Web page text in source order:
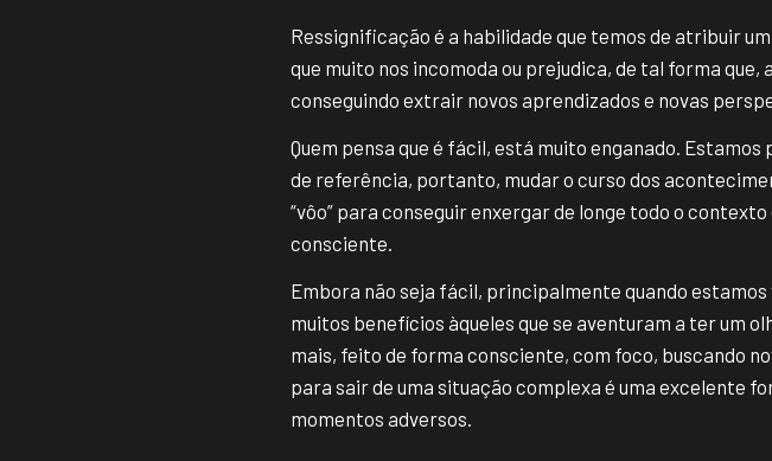
Ressignificação é a habilidade que temos de atribuir
que muito nos incomoda ou prejudica, de tal forma
conseguindo extrair novos aprendizados e novas
Quem pensa que é fácil, está muito enganado.
de referência, portanto, mudar o curso dos
“vôo” para conseguir enxergar de longe todo o
consciente.
Embora não seja fácil, principalmente quando
muitos benefícios àqueles que se aventuram a ter um
mais, feito de forma consciente, com foco, buscando
para sair de uma situação complexa é uma excelente
momentos adversos.